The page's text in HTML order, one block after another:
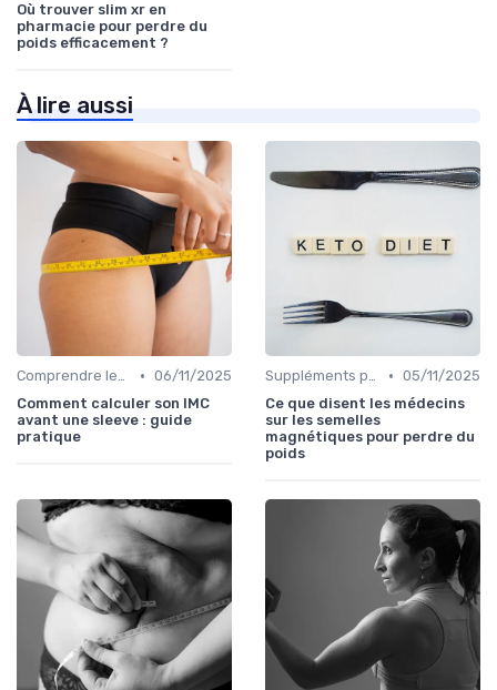
Où trouver slim xr en
pharmacie pour perdre du
poids efficacement ?
À lire aussi
Comprendre les calories • 06/11/2025
Comment calculer son IMC
avant une sleeve : guide
pratique
Suppléments pour la perte de poids • 05/11/2025
Ce que disent les médecins
sur les semelles
magnétiques pour perdre du
poids